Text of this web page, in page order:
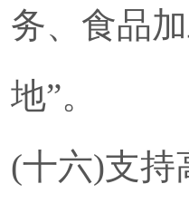
务、食品
地”。
(十六)支持